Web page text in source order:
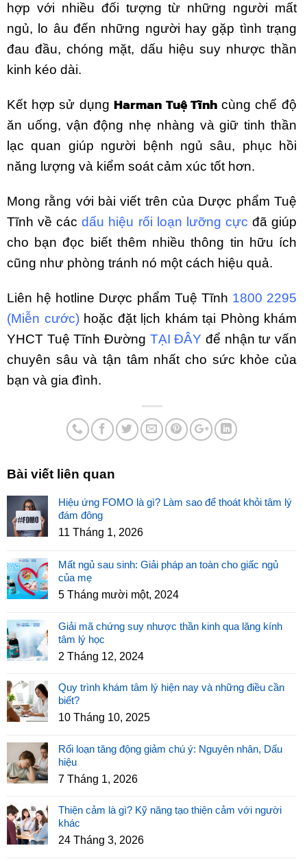
hợp với nhiều đối tượng từ những người mất
ngủ, lo âu đến những người hay gặp tình trạng
đau đầu, chóng mặt, dấu hiệu suy nhược thần
kinh kéo dài.
Kết hợp sử dụngHarman Tuệ Tĩnh cùng chế độ
ăn uống, vận động nhẹ nhàng và giữ tinh thần
lạc quan giúp người bệnh ngủ sâu, phục hồi
năng lượng và kiểm soát cảm xúc tốt hơn.
Mong rằng với bài viết trên của Dược phẩm Tuệ
Tĩnh về cácdấu hiệu rối loạn lưỡng cực đã giúp
cho bạn đọc biết thêm nhiều thông tin hữu ích
cũng như phòng tránh nó một cách hiệu quả.
Liên hệ hotline Dược phẩm Tuệ Tĩnh 1800 2295
(Miễn cước)hoặc đặt lịch khám tại Phòng khám
YHCT Tuệ Tĩnh Đường TẠI ĐÂY để nhận tư vấn
chuyên sâu và tận tâm nhất cho sức khỏe của
bạn và gia đình.
Bài viết liên quan
Hiệu ứng FOMO là gì? Làm sao để thoát khỏi tâm lý
đám đông
11 Tháng 1, 2026
Mất ngủ sau sinh: Giải pháp an toàn cho giấc ngủ
của mẹ
5 Tháng mười một, 2024
Giải mã chứng suy nhược thần kinh qua lăng kính
tâm lý học
2 Tháng 12, 2024
Quy trình khám tâm lý hiện nay và những điều cần
biết?
10 Tháng 10, 2025
Rối loạn tăng động giảm chú ý: Nguyên nhân, Dấu
hiệu
7 Tháng 1, 2026
Thiện cảm là gì? Kỹ năng tạo thiện cảm với người
khác
24 Tháng 3, 2026